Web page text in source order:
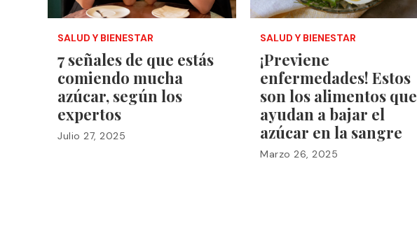
SALUD Y BIENESTAR
7 señales de que estás
comiendo mucha
azúcar, según los
expertos
Julio 27, 2025
SALUD Y BIENESTAR
¡Previene
enfermedades! Estos
son los alimentos que
ayudan a bajar el
azúcar en la sangre
Marzo 26, 2025